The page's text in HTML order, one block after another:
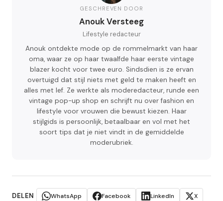
GESCHREVEN DOOR
Anouk Versteeg
Lifestyle redacteur
Anouk ontdekte mode op de rommelmarkt van haar
oma, waar ze op haar twaalfde haar eerste vintage
blazer kocht voor twee euro. Sindsdien is ze ervan
overtuigd dat stijl niets met geld te maken heeft en
alles met lef. Ze werkte als moderedacteur, runde een
vintage pop-up shop en schrijft nu over fashion en
lifestyle voor vrouwen die bewust kiezen. Haar
stijlgids is persoonlijk, betaalbaar en vol met het
soort tips dat je niet vindt in de gemiddelde
moderubriek.
DELEN WhatsApp Facebook LinkedIn
X